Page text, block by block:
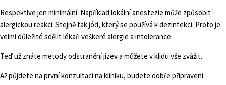
Respektive jen minimální. Například lokální anestezie může způsobit
alergickou reakci. Stejně tak jód, který se používá k dezinfekci. Proto je
velmi důležité sdělit lékaři veškeré alergie a intolerance.
Teď už znáte metody odstranění jizev a můžete v klidu vše zvážit.
Až půjdete na první konzultaci na kliniku, budete dobře připraveni.